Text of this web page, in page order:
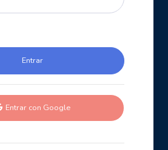
Entrar con Google